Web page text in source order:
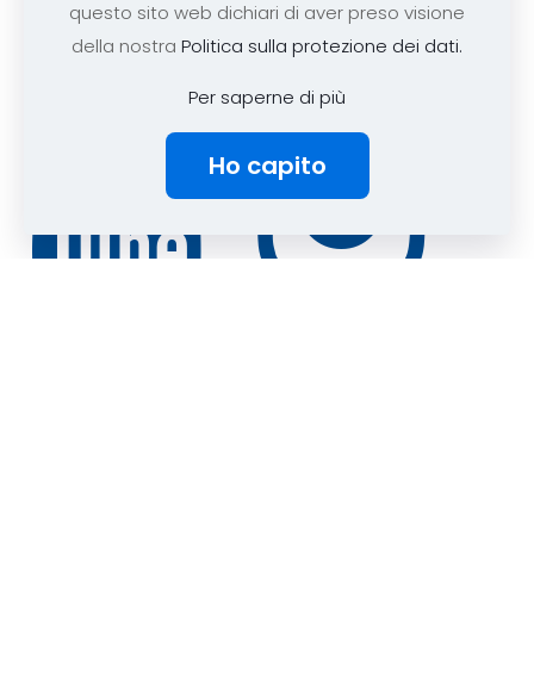
codice fiscale 97290240585
questo sito web dichiari di aver preso visione
della nostra Politica sulla protezione dei dati.
Per saperne di più
Ho capito